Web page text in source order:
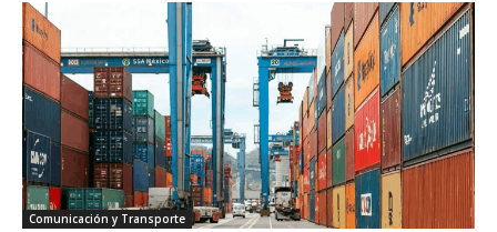
Comunicación y Transporte